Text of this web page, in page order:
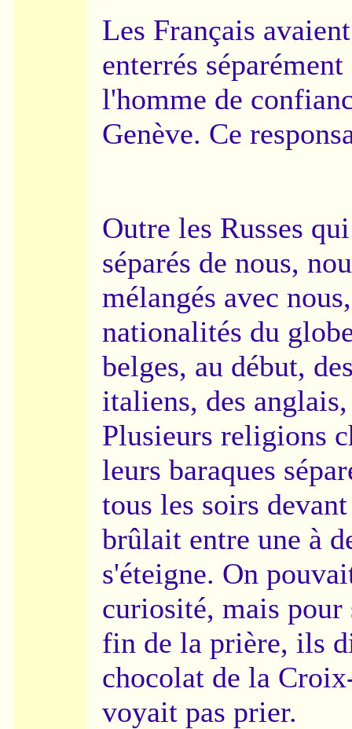
Les Français
enterrés
l'homme de
Genève. Ce
Outre les Russes
séparés de nous,
mélangés avec
nationalités du
belges, au début,
italiens, des
Plusieurs religions
leurs baraques
tous les soirs
brûlait entre une à
s'éteigne. On
curiosité, mais
fin de la prière, ils
chocolat de la
voyait pas prier.